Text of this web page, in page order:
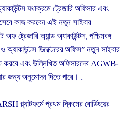
যথাক্রমে ট্রেজারি অফিসার এবং
কাজ করবেন এই নতুন সাইবার
অফ ট্রেজারি অ্যান্ড অ্যাকাউন্টস, পশ্চিমবঙ্গ
ডিরেক্টরের অফিস” নতুন সাইবার
করবে এবং উল্লিখিত অফিসারদের AGWB-
জন্য অনুমোদন দিতে পারে। .
প্ল্যাটফর্মে প্রথম স্কিমের বোর্ডিংয়ের